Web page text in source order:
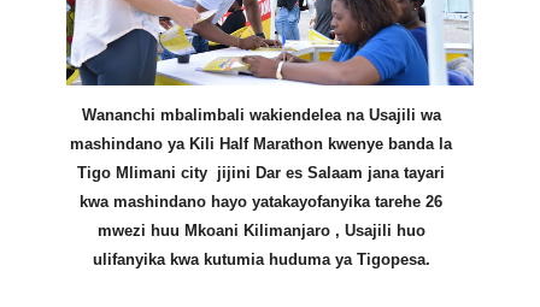
Wananchi mbalimbali wakiendelea na Usajili wa
mashindano ya Kili Half Marathon kwenye banda la
Tigo Mlimani city jijini Dar es Salaam jana tayari
kwa mashindano hayo yatakayofanyika tarehe 26
mwezi huu Mkoani Kilimanjaro , Usajili huo
ulifanyika kwa kutumia huduma ya Tigopesa.